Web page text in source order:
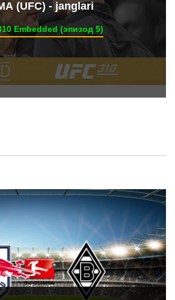
(UFC) - janglari
Embedded (эпизод 5)